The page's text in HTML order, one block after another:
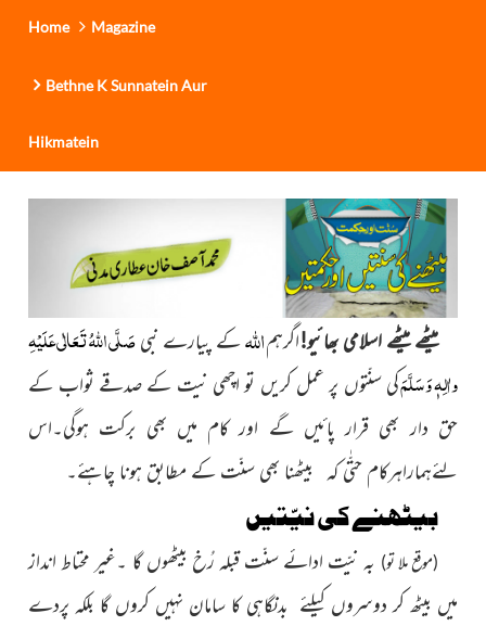
Home Magazine
Bethne K Sunnatein Aur
Hikmatein
میٹھے میٹھے اسلامی بھائیو!اگرہماللہکے پیارے نبیصَلَّی اللّٰہُ تَعَالٰی عَلَیْہِ
واٰلِہٖ وَسَلَّمَکی سنّتوں پر عمل کریں تو اچھی نیت کے صدقے ثواب کے
حق دار بھی قرار پائیں گے اور کام میں بھی برکت ہوگی۔اس
لئےہماراہرکام حتّٰی کہ بیٹھنا بھی سنّت کے مطابق ہونا چاہئے۔
بیٹھنے کی نیّتیں
(موقع ملا تو) بہ نیّت ادائے سنّت قبلہ رُخ بیٹھوں گا ۔غیر محتاط انداز
میں بیٹھ کر دوسروں کیلئے بدنگاہی کا سامان نہیں کروں گا بلکہ پردے